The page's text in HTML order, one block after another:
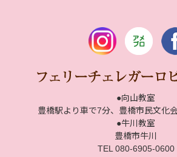
●向山教室
豊橋駅より車で7分、豊橋市民文化
●牛川教室
豊橋市牛川
TEL 080-6905-0600